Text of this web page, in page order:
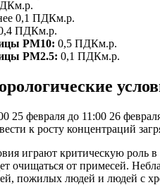
0,1 ПДКм.р.
ПДКм.р.
РМ10: 0,5 ПДКм.р.
РМ2.5: 0,1 ПДКм.р.
25 февраля до 11:00 26
к росту концентраций
играют критическую роль
очищаться от примесей.
пожилых людей и людей с